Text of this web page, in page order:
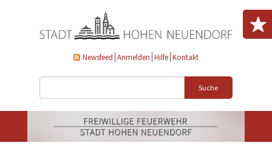
Newsfeed Anmelden Hilfe Kontakt
Suche